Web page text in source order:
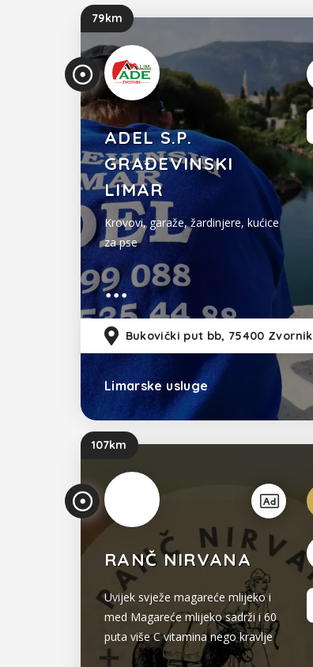
Prikaz unosa
79km
ADEL S.P.
GRAĐEVINSKI
LIMAR
Krovovi, garaže, žardinjere, kućice
za pse
Bukovički put bb, 75400 Zvornik
Limarske usluge
Bosna i Hercegovina
107km
RANČ NIRVANA
Uvijek svježe magareće mlijeko i
med Magareće mlijeko sadrži i 60
puta više C vitamina nego kravlje
mlijeko, vitamine A, D, E i F, visoke